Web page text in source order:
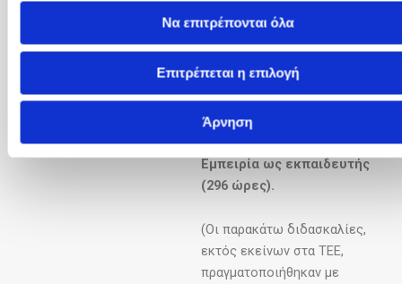
Να επιτρέπονται όλα
Επιτρέπεται η επιλογή
Άρνηση
Φεβρ. – Μάρτ. 2020: Γενικός-
Οικογενειακός Ιατρός σε
κέντρο υγείας της Σουηδίας
(Luleå – Norrbotten & Norsjö
– Västerbotten).
Εμπειρία ως εκπαιδευτής
(296 ώρες).
(Οι παρακάτω διδασκαλίες,
εκτός εκείνων στα ΤΕΕ,
πραγματοποιήθηκαν με